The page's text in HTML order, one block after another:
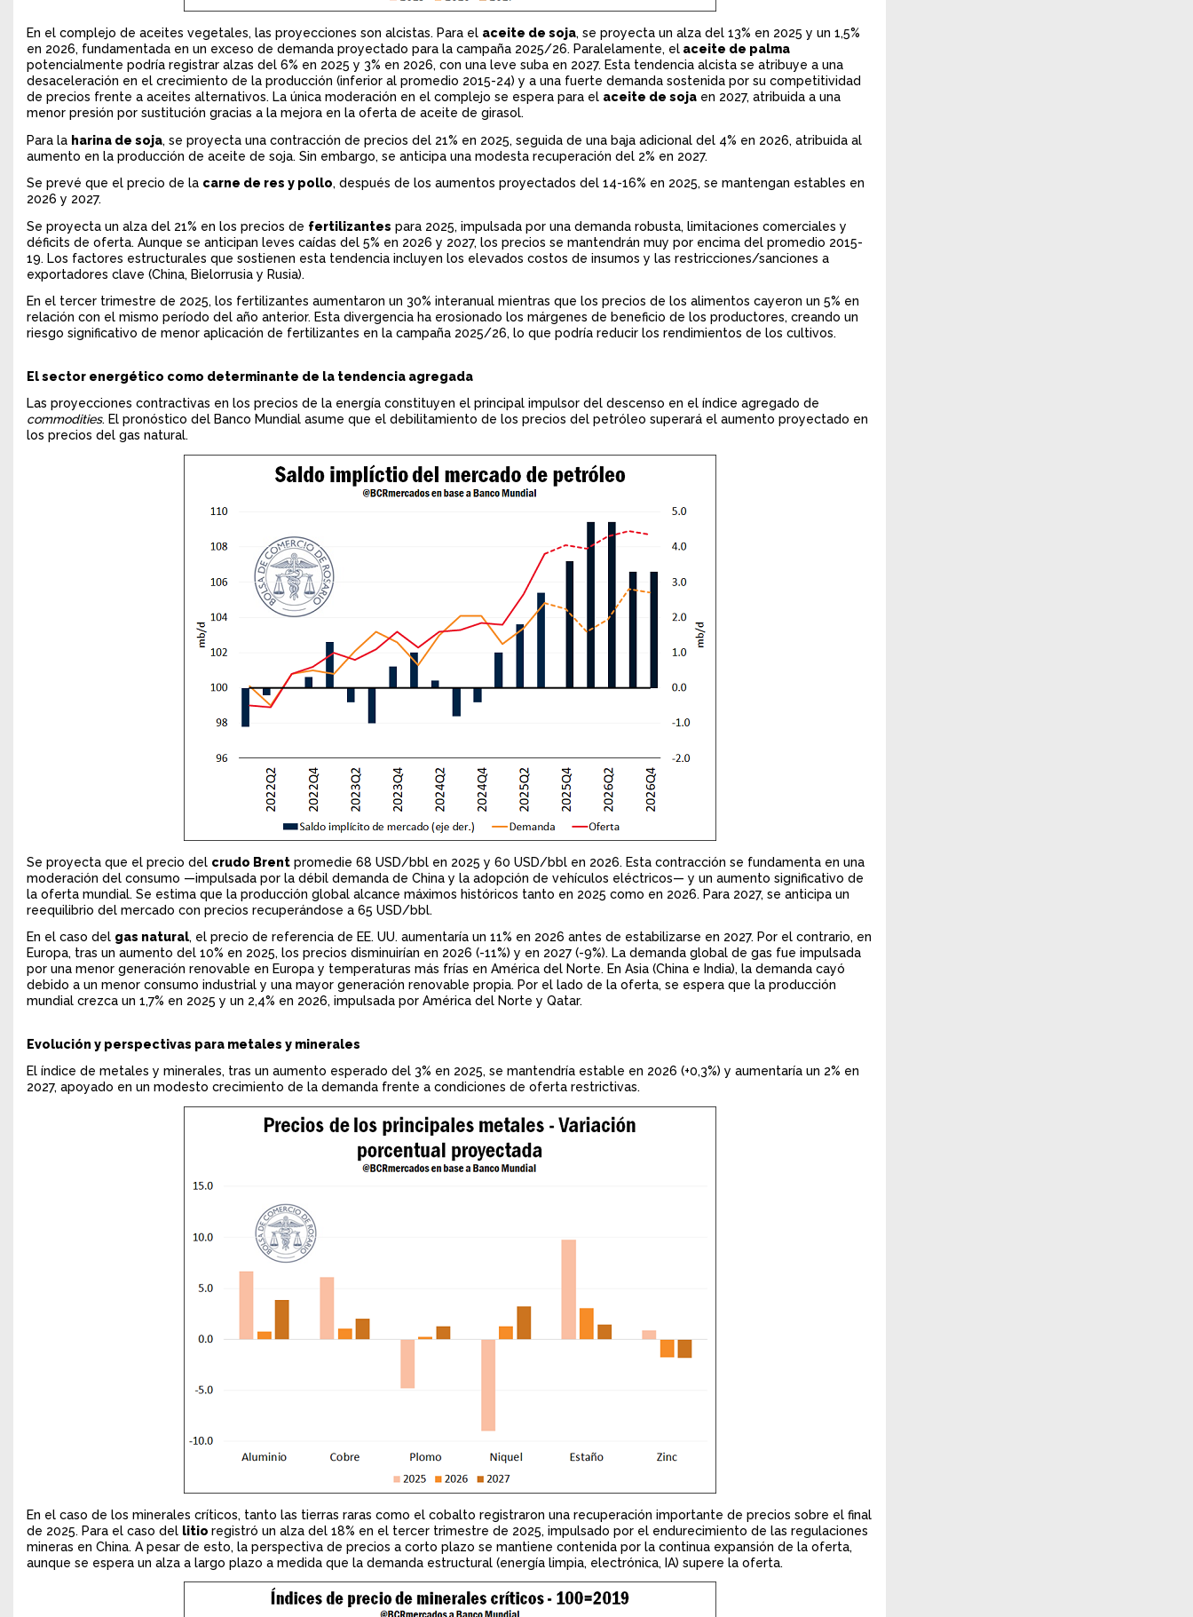
En el complejo de aceites vegetales, las proyecciones son alcistas. Para el aceite de soja, se proyecta un alza del 13% en 2025 y un 1,5%
en 2026, fundamentada en un exceso de demanda proyectado para la campaña 2025/26. Paralelamente, el aceite de palma
potencialmente podría registrar alzas del 6% en 2025 y 3% en 2026, con una leve suba en 2027. Esta tendencia alcista se atribuye a una
desaceleración en el crecimiento de la producción (inferior al promedio 2015-24) y a una fuerte demanda sostenida por su competitividad
de precios frente a aceites alternativos. La única moderación en el complejo se espera para el aceite de soja en 2027, atribuida a una
menor presión por sustitución gracias a la mejora en la oferta de aceite de girasol.
Para la harina de soja, se proyecta una contracción de precios del 21% en 2025, seguida de una baja adicional del 4% en 2026, atribuida al
aumento en la producción de aceite de soja. Sin embargo, se anticipa una modesta recuperación del 2% en 2027.
Se prevé que el precio de la carne de res y pollo, después de los aumentos proyectados del 14-16% en 2025, se mantengan estables en
2026 y 2027.
Se proyecta un alza del 21% en los precios de fertilizantes para 2025, impulsada por una demanda robusta, limitaciones comerciales y
déficits de oferta. Aunque se anticipan leves caídas del 5% en 2026 y 2027, los precios se mantendrán muy por encima del promedio 2015-
19. Los factores estructurales que sostienen esta tendencia incluyen los elevados costos de insumos y las restricciones/sanciones a
exportadores clave (China, Bielorrusia y Rusia).
En el tercer trimestre de 2025, los fertilizantes aumentaron un 30% interanual mientras que los precios de los alimentos cayeron un 5% en
relación con el mismo período del año anterior. Esta divergencia ha erosionado los márgenes de beneficio de los productores, creando un
riesgo significativo de menor aplicación de fertilizantes en la campaña 2025/26, lo que podría reducir los rendimientos de los cultivos.
El sector energético como determinante de la tendencia agregada
Las proyecciones contractivas en los precios de la energía constituyen el principal impulsor del descenso en el índice agregado de
commodities. El pronóstico del Banco Mundial asume que el debilitamiento de los precios del petróleo superará el aumento proyectado en
los precios del gas natural.
Se proyecta que el precio del crudo Brent promedie 68 USD/bbl en 2025 y 60 USD/bbl en 2026. Esta contracción se fundamenta en una
moderación del consumo —impulsada por la débil demanda de China y la adopción de vehículos eléctricos— y un aumento significativo de
la oferta mundial. Se estima que la producción global alcance máximos históricos tanto en 2025 como en 2026. Para 2027, se anticipa un
reequilibrio del mercado con precios recuperándose a 65 USD/bbl.
En el caso del gas natural, el precio de referencia de EE. UU. aumentaría un 11% en 2026 antes de estabilizarse en 2027. Por el contrario, en
Europa, tras un aumento del 10% en 2025, los precios disminuirían en 2026 (-11%) y en 2027 (-9%). La demanda global de gas fue impulsada
por una menor generación renovable en Europa y temperaturas más frías en América del Norte. En Asia (China e India), la demanda cayó
debido a un menor consumo industrial y una mayor generación renovable propia. Por el lado de la oferta, se espera que la producción
mundial crezca un 1,7% en 2025 y un 2,4% en 2026, impulsada por América del Norte y Qatar.
Evolución y perspectivas para metales y minerales
El índice de metales y minerales, tras un aumento esperado del 3% en 2025, se mantendría estable en 2026 (+0,3%) y aumentaría un 2% en
2027, apoyado en un modesto crecimiento de la demanda frente a condiciones de oferta restrictivas.
En el caso de los minerales críticos, tanto las tierras raras como el cobalto registraron una recuperación importante de precios sobre el final
de 2025. Para el caso del litio registró un alza del 18% en el tercer trimestre de 2025, impulsado por el endurecimiento de las regulaciones
mineras en China. A pesar de esto, la perspectiva de precios a corto plazo se mantiene contenida por la continua expansión de la oferta,
aunque se espera un alza a largo plazo a medida que la demanda estructural (energía limpia, electrónica, IA) supere la oferta.